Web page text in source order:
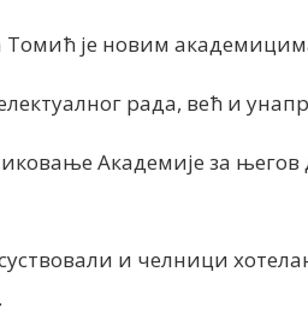
је новим
рада, већ и
Академије за
и челници